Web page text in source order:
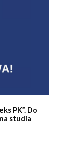
PK”. Do
studia